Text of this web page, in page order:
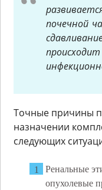
почечной
Точные причины
назначении
следующих
Ренальные
опухолевые